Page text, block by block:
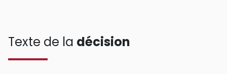
Texte de la décision